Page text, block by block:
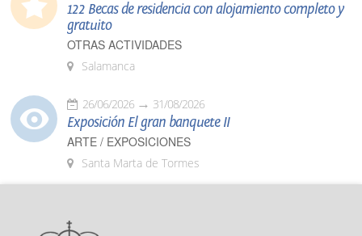
122 Becas de residencia con alojamiento completo y
gratuito
OTRAS ACTIVIDADES
Salamanca
26/06/2026 31/08/2026
Exposición El gran banquete II
ARTE / EXPOSICIONES
Santa Marta de Tormes